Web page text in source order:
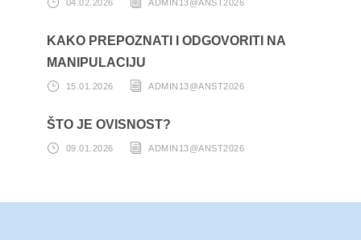
04.02.2026 ADMIN13@ANST2026
KAKO PREPOZNATI I ODGOVORITI NA
MANIPULACIJU
15.01.2026 ADMIN13@ANST2026
ŠTO JE OVISNOST?
09.01.2026 ADMIN13@ANST2026